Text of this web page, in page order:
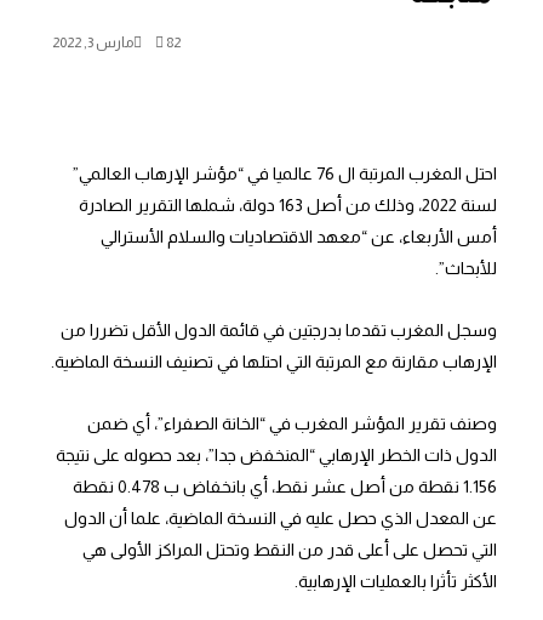
مارس 3, 2022 82
احتل المغرب المرتبة ال 76 عالميا في “مؤشر الإرهاب العالمي”
لسنة 2022، وذلك من أصل 163 دولة، شملها التقرير الصادرة
أمس الأربعاء، عن “معهد الاقتصاديات والسلام الأسترالي
للأبحاث”.
وسجل المغرب تقدما بدرجتين في قائمة الدول الأقل تضررا من
الإرهاب مقارنة مع المرتبة التي احتلها في تصنيف النسخة الماضية.
وصنف تقرير المؤشر المغرب في “الخانة الصفراء”، أي ضمن
الدول ذات الخطر الإرهابي “المنخفض جدا”، بعد حصوله على نتيجة
1.156 نقطة من أصل عشر نقط، أي بانخفاض ب 0.478 نقطة
عن المعدل الذي حصل عليه في النسخة الماضية، علما أن الدول
التي تحصل على أعلى قدر من النقط وتحتل المراكز الأولى هي
الأكثر تأثرا بالعمليات الإرهابية.